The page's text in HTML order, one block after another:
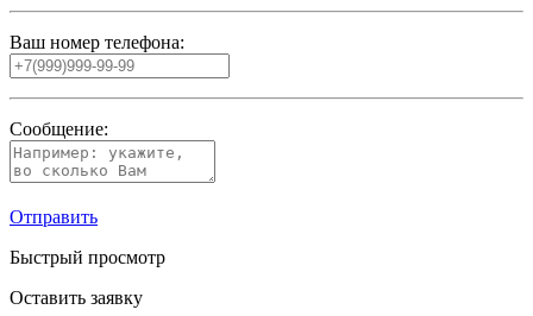
Ваш номер телефона:
Сообщение:
Отправить
Быстрый просмотр
Оставить заявку